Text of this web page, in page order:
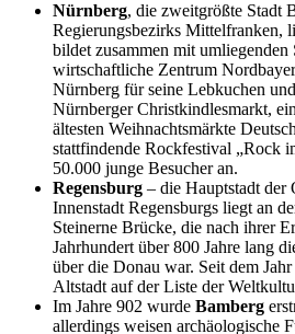
Nürnberg, die zweitgrößte Stadt
Regierungsbezirks Mittelfranken,
bildet zusammen mit umliegenden
wirtschaftliche Zentrum
Nürnberg für seine Lebkuchen
Nürnberger Christkindlesmarkt,
ältesten Weihnachtsmärkte
stattfindende Rockfestival „Rock
50.000 junge Besucher an.
Regensburg – die Hauptstadt der
Innenstadt Regensburgs liegt an
Steinerne Brücke, die nach ihrer
Jahrhundert über 800 Jahre lang
über die Donau war. Seit dem
Altstadt auf der Liste der
Im Jahre 902 wurde Bamberg
allerdings weisen archäologische